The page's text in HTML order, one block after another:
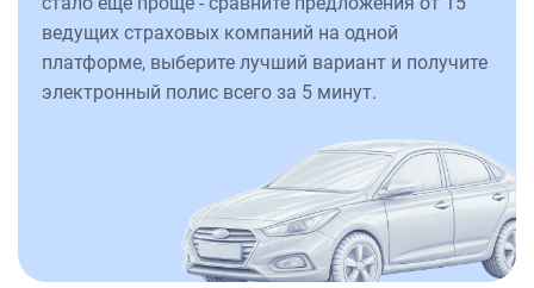
ведущих страховых компаний на одной
платформе, выберите лучший вариант и получите
электронный полис всего за 5 минут.